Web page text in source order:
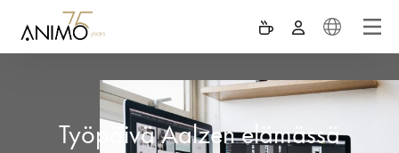
Työpäivä Aalzen elämässä